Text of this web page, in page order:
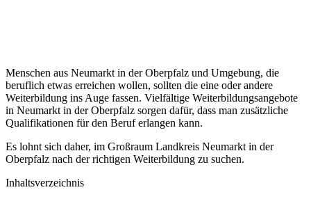
Menschen aus Neumarkt in der Oberpfalz und Umgebung, die
beruflich etwas erreichen wollen, sollten die eine oder andere
Weiterbildung ins Auge fassen. Vielfältige Weiterbildungsangebote
in Neumarkt in der Oberpfalz sorgen dafür, dass man zusätzliche
Qualifikationen für den Beruf erlangen kann.
Es lohnt sich daher, im Großraum Landkreis Neumarkt in der
Oberpfalz nach der richtigen Weiterbildung zu suchen.
Inhaltsverzeichnis